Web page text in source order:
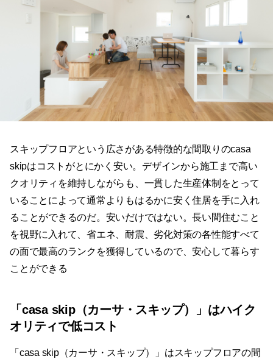
スキップフロアという広さがある特徴的な間取りのcasa
skipはコストがとにかく安い。デザインから施工まで高い
クオリティを維持しながらも、一貫した生産体制をとって
いることによって通常よりもはるかに安く住居を手に入れ
ることができるのだ。安いだけではない。長い間住むこと
を視野に入れて、省エネ、耐震、劣化対策の各性能すべて
の面で最高のランクを獲得しているので、安心して暮らす
ことができる
「casa skip（カーサ・スキップ）」はハイク
オリティで低コスト
「casa skip（カーサ・スキップ）」はスキップフロアの間